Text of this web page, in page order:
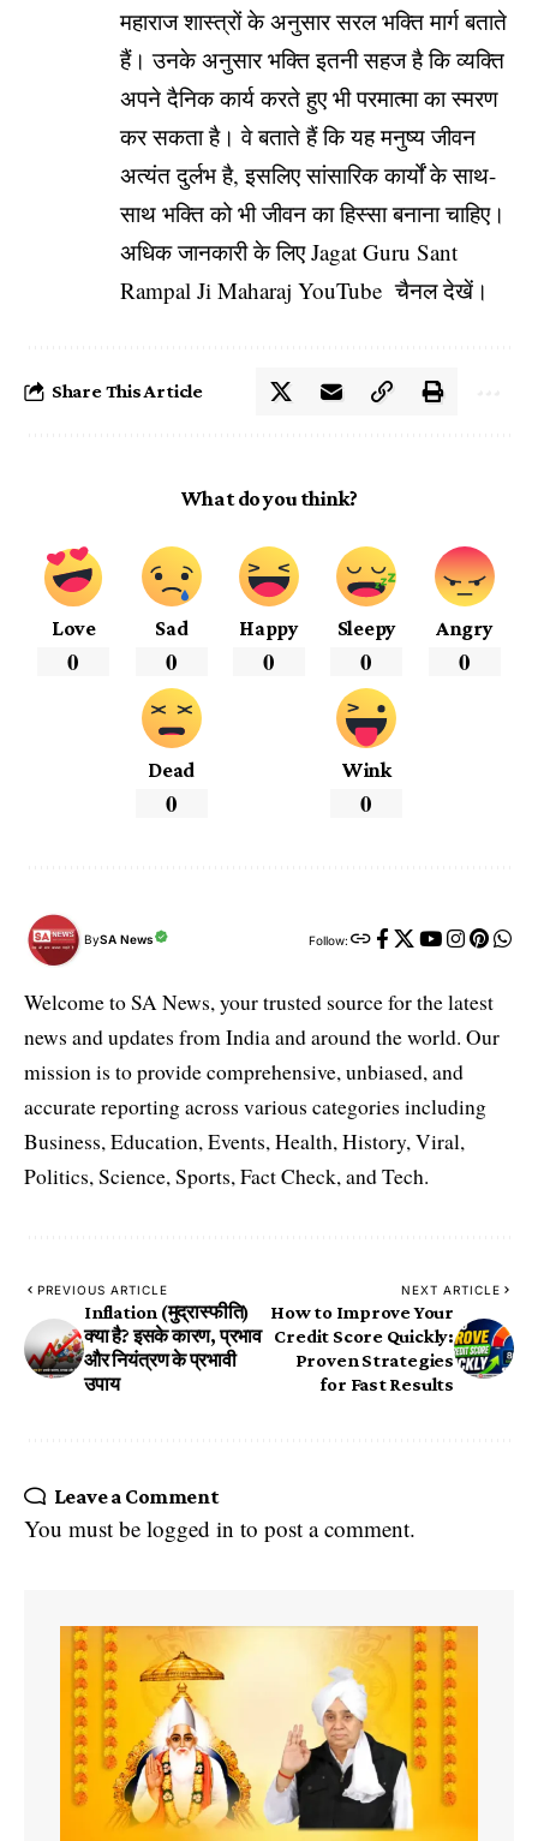
महाराज शास्त्रों के अनुसार सरल भक्ति मार्ग बताते
हैं। उनके अनुसार भक्ति इतनी सहज है कि व्यक्ति
अपने दैनिक कार्य करते हुए भी परमात्मा का स्मरण
कर सकता है। वे बताते हैं कि यह मनुष्य जीवन
अत्यंत दुर्लभ है, इसलिए सांसारिक कार्यों के साथ-
साथ भक्ति को भी जीवन का हिस्सा बनाना चाहिए।
अधिक जानकारी के लिएJagat Guru Sant
Rampal Ji Maharaj YouTube चैनल देखें।
Share This Article
What do you think?
Love
0
Sad
0
Happy
0
Sleepy
0
Angry
0
Dead
0
Wink
0
BySA News Follow:
Welcome to SA News, your trusted source for the latest
news and updates from India and around the world. Our
mission is to provide comprehensive, unbiased, and
accurate reporting across various categories including
Business, Education, Events, Health, History, Viral,
Politics, Science, Sports, Fact Check, and Tech.
PREVIOUS ARTICLE
Inflation (मुद्रास्फीति)
क्या है? इसके कारण, प्रभाव
और नियंत्रण के प्रभावी
उपाय
NEXT ARTICLE
How to Improve Your
Credit Score Quickly:
Proven Strategies
for Fast Results
Leave a Comment
You must be logged in to post a comment.